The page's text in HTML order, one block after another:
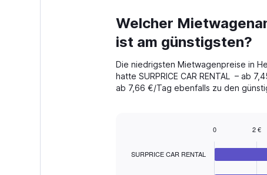
Range:
91
categories.
chart
has
1
Welcher
ist am günstigsten?
Die niedrigsten Mietwagenpreise in
hatte SURPRICE CAR RENTAL – ab
ab 7,66 €/Tag ebenfalls zu den
with
SURPRICE CAR RENTAL
0 2 €